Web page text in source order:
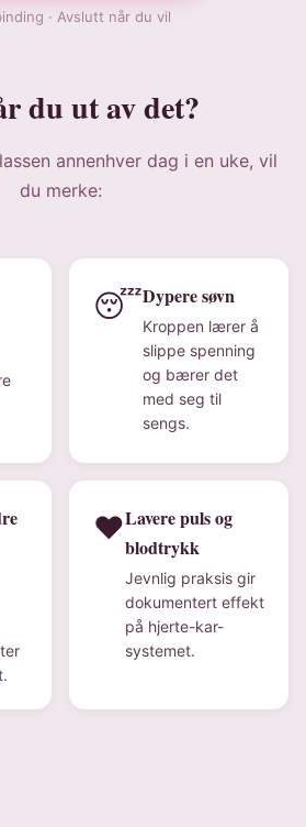
· Avslutt når du vil
du ut av det?
annenhver dag i en uke, vil
du merke:
😴Dypere søvn
Kroppen lærer å
slippe spenning
og bærer det
med seg til
sengs.
❤️Lavere puls og
blodtrykk
Jevnlig praksis gir
dokumentert effekt
på hjerte-kar-
systemet.